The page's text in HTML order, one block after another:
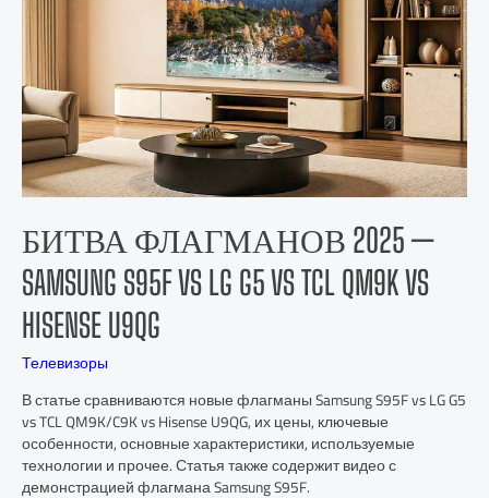
БИТВА ФЛАГМАНОВ 2025 —
SAMSUNG S95F VS LG G5 VS TCL QM9K VS
HISENSE U9QG
Телевизоры
В статье сравниваются новые флагманы Samsung S95F vs LG G5
vs TCL QM9K/C9K vs Hisense U9QG, их цены, ключевые
особенности, основные характеристики, используемые
технологии и прочее. Статья также содержит видео с
демонстрацией флагмана Samsung S95F.